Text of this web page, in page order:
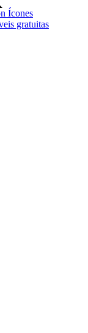
Ícones
gratuitas